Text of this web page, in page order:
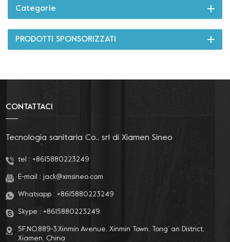
Categorie
PRODOTTI SPONSORIZZATI
CONTATTACI
Tecnologia sanitaria Co., srl di Xiamen Sineo
tel : +8615880223249
E-mail : jack@xmsineo.com
Whatsapp : +8615880223249
Skype : +8615880223249
5F,NO.889-3,Xinmin Avenue, Xinmin Town, Tong’ an District,
Xiamen, China